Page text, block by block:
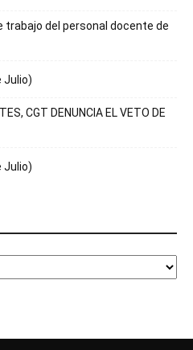
trabajo del personal docente de
Julio)
CGT DENUNCIA EL VETO DE
Julio)